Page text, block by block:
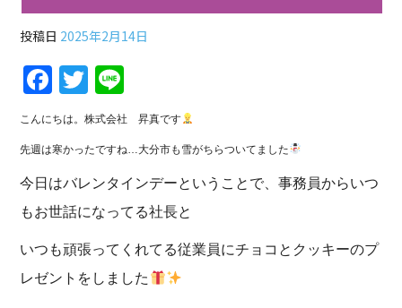
投稿日 2025年2月14日
F
a
c
e
b
o
o
k
T
w
itt
er
n
e
こんにちは。株式会社昇真です
先週は寒かったですね…大分市も雪がちらついてました
今日はバレンタインデーということで、事務員からいつ
もお世話になってる社長と
いつも頑張ってくれてる従業員にチョコとクッキーのプ
レゼントをしました